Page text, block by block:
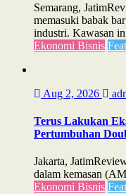
Semarang,
memasuki babak
industri. Kawasan
Ekonomi Bisnis
Aug 2, 2026
Terus Lakukan
Pertumbuhan
Jakarta,
dalam kemasan
Ekonomi Bisnis